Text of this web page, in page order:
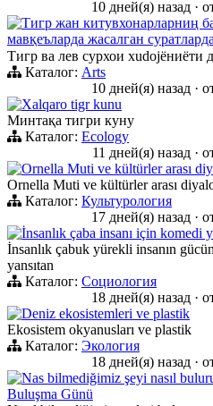
10 дней(я) назад ·
Тигр жан китувхонарларниң
мавқеъларда жасалган
Каталог: Arts
10 дней(я) назад ·
Xalqaro tigr kunu
Минтақа тигри куну
Каталог: Ecology
11 дней(я) назад ·
Ornella Muti ve kültürler arası
Ornella Muti ve kültürler arası
Каталог: Культурология
17 дней(я) назад ·
İnsanlık çaba insanı için komedi
İnsanlık çabuk yürekli insanın
yansıtan
Каталог: Социология
18 дней(я) назад ·
Deniz ekosistemleri ve plastik
Ekosistem okyanusları ve plastik
Каталог: Экология
18 дней(я) назад ·
Nas bilmediğimiz şeyi nasıl
Buluşma Günü